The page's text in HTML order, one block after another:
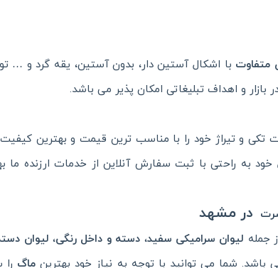
متفاوت با اشکال آستین دار، بدون آستین، یقه گرد و …
و اهداف تبلیغاتی امکان پذیر می باشد.
تکی و تیراژ خود را با مناسب ترین قیمت و بهترین
به راحتی با ثبت سفارش آنلاین از خدمات ارزنده ما
در مشهد
جمله لیوان سرامیکی سفید، دسته و داخل رنگی،لیوان
باشد. شما می توانید با توجه به نیاز خود بهترین ماگ